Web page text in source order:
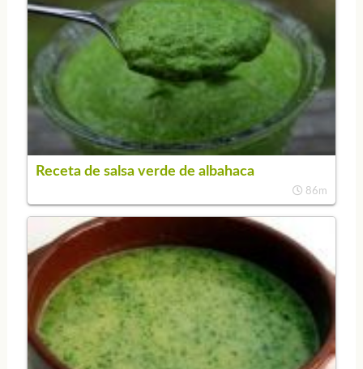
Receta de salsa verde de albahaca
86m